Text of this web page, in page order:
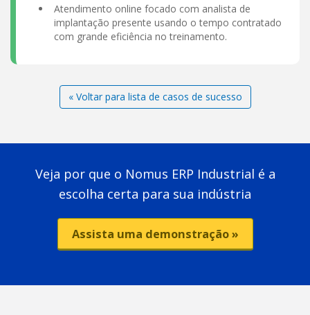
Atendimento online focado com analista de
implantação presente usando o tempo contratado
com grande eficiência no treinamento.
« Voltar para lista de casos de sucesso
Veja por que o Nomus ERP Industrial é a
escolha certa para sua indústria
Assista uma demonstração »